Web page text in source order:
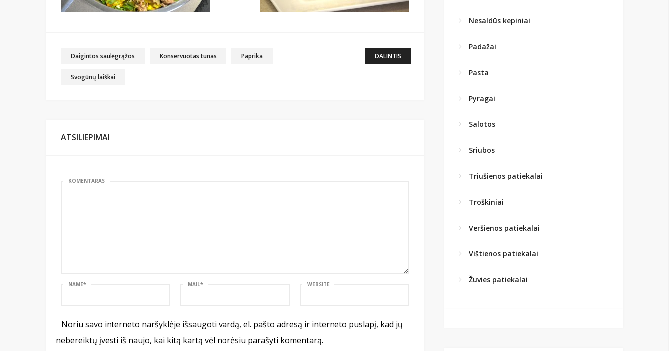
Daigintos saulėgrąžos Konservuotas tunas Paprika
Svogūnų laiškai
DALINTIS
ATSILIEPIMAI
KOMENTARAS
NAME* MAIL* WEBSITE
Noriu savo interneto naršyklėje išsaugoti vardą, el. pašto adresą ir interneto puslapį, kad jų
nebereiktų įvesti iš naujo, kai kitą kartą vėl norėsiu parašyti komentarą.
Nesaldūs kepiniai
Padažai
Pasta
Pyragai
Salotos
Sriubos
Triušienos patiekalai
Troškiniai
Veršienos patiekalai
Vištienos patiekalai
Žuvies patiekalai